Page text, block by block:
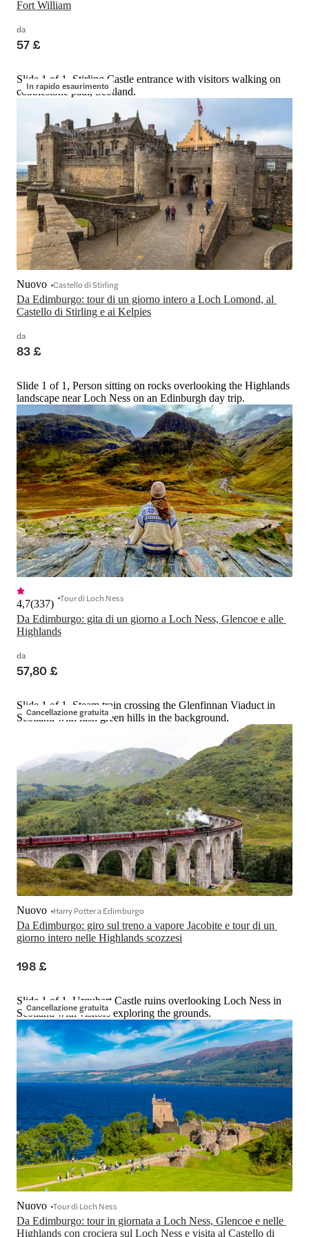
Fort William
da
57 £
In rapido esaurimento
Slide 1 of 1, Stirling Castle entrance with visitors walking on
cobblestone path, Scotland.
Da Edimburgo: tour di un giorno intero a Loch Lomond, al
Castello di Stirling e ai Kelpies
Nuovo Castello di Stirling
da
83 £
Slide 1 of 1, Person sitting on rocks overlooking the Highlands
landscape near Loch Ness on an Edinburgh day trip.
Da Edimburgo: gita di un giorno a Loch Ness, Glencoe e alle
Highlands
4,7(337) Tour di Loch Ness
da
57,80 £
Cancellazione gratuita
Slide 1 of 1, Steam train crossing the Glenfinnan Viaduct in
Scotland with lush green hills in the background.
Da Edimburgo: giro sul treno a vapore Jacobite e tour di un
giorno intero nelle Highlands scozzesi
Nuovo Harry Potter a Edimburgo
198 £
Cancellazione gratuita
Slide 1 of 1, Urquhart Castle ruins overlooking Loch Ness in
Scotland with visitors exploring the grounds.
Da Edimburgo: tour in giornata a Loch Ness, Glencoe e nelle
Highlands con crociera sul Loch Ness e visita al Castello di
Nuovo Tour di Loch Ness